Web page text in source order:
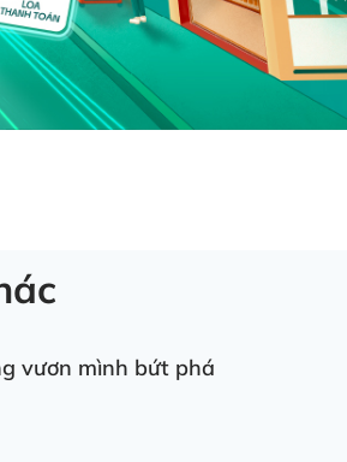
vươn mình bứt phá